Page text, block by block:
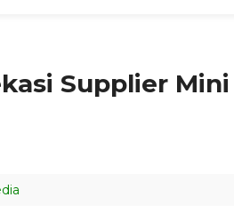
Supplier